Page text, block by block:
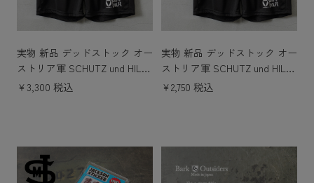
実物 新品 デッドストック オー
ストリア軍 SCHUTZ und HILFE
（シュッツ ウント ヒルフェ）
￥3,300 税込
実物 新品 デッドストック オー
ストリア軍 SCHUTZ und HILFE
（シュッツ ウント ヒルフェ）
￥2,750 税込